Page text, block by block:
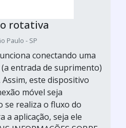
rotativa
Paulo - SP
conectando uma
entrada de suprimento)
este dispositivo
móvel seja
se realiza o fluxo do
a aplicação, seja ele